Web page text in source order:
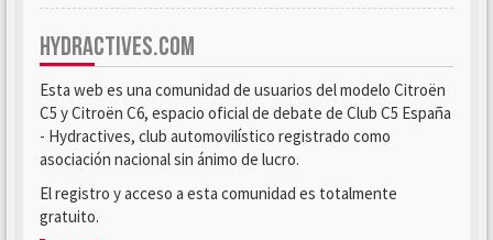
HYDRACTIVES.COM
Esta web es una comunidad de usuarios del modelo Citroën
C5 y Citroën C6, espacio oficial de debate de Club C5 España
- Hydractives, club automovilístico registrado como
asociación nacional sin ánimo de lucro.
El registro y acceso a esta comunidad es totalmente
gratuito.